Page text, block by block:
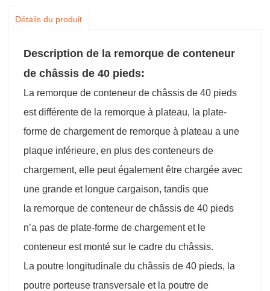
Détails du produit
Description de la remorque de conteneur
de châssis de 40 pieds:
La remorque de conteneur de châssis de 40 pieds
est différente de la remorque à plateau, la plate-
forme de chargement de remorque à plateau a une
plaque inférieure, en plus des conteneurs de
chargement, elle peut également être chargée avec
une grande et longue cargaison, tandis que
la remorque de conteneur de châssis de 40 pieds
n’a pas de plate-forme de chargement et le
conteneur est monté sur le cadre du châssis.
La poutre longitudinale du châssis de 40 pieds, la
poutre porteuse transversale et la poutre de